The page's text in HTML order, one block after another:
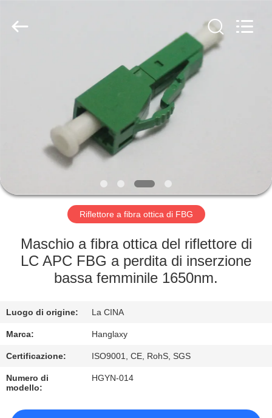
PRODOTTI
VIDEO
CIRCA
NOI
GIRO
DELLA
FABBRICA
CONTROLLO
DI
QUALITÀ
CONTATTICI
MTP
fornitore.
Riflettore a fibra ottica di FBG
Maschio a fibra ottica del riflettore di
LC APC FBG a perdita di inserzione
bassa femminile 1650nm.
Luogo di origine: La CINA
Marca: Hanglaxy
Certificazione: ISO9001, CE, RohS, SGS
Numero di
modello:
HGYN-014